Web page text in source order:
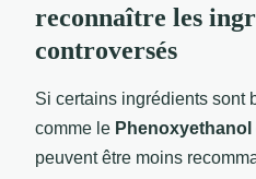
reconnaître les
controversés
Si certains ingrédients sont
comme le Phenoxyethanol
peuvent être moins